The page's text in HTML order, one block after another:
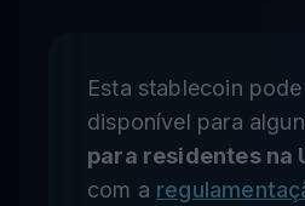
Esta stablecoin
disponível para
para residentes na
com a